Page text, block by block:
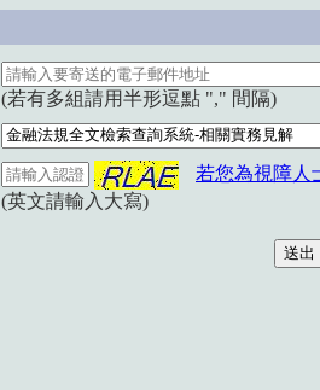
(若有多組請用半形逗點 "," 間隔)
若您為視障人
(英文請輸入大寫)